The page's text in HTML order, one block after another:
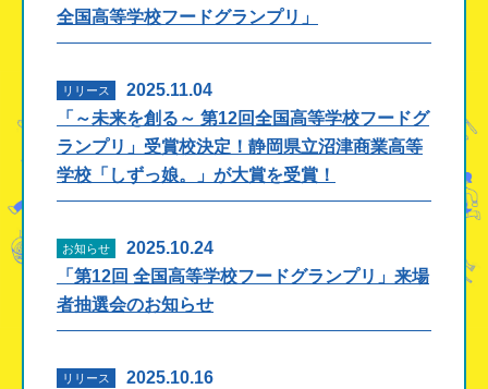
全国高等学校フードグランプリ」
リリース
2025.11.04
「～未来を創る～ 第12回全国高等学校フードグ
ランプリ」受賞校決定！静岡県立沼津商業高等
学校「しずっ娘。」が大賞を受賞！
お知らせ
2025.10.24
「第12回 全国高等学校フードグランプリ」来場
者抽選会のお知らせ
リリース
2025.10.16